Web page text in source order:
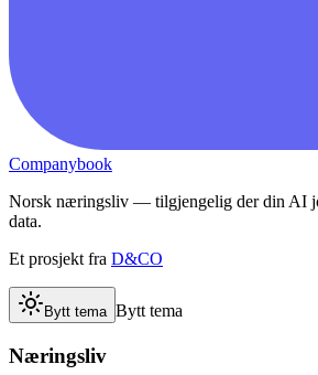
Companybook
Norsk næringsliv — tilgjengelig der din AI
data.
Et prosjekt fra D&CO
Bytt tema Bytt tema
Næringsliv